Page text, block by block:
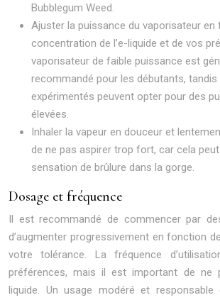
Bubblegum Weed.
Ajuster la puissance du vaporisateur en
concentration de l’e-liquide et de vos
vaporisateur de faible puissance est
recommandé pour les débutants,
expérimentés peuvent opter pour des
élevées.
Inhaler la vapeur en douceur et
de ne pas aspirer trop fort, car cela
sensation de brûlure dans la gorge.
Dosage et fréquence
Il est recommandé de commencer par
d’augmenter progressivement en fonction
votre tolérance. La fréquence
préférences, mais il est important de ne
liquide. Un usage modéré et